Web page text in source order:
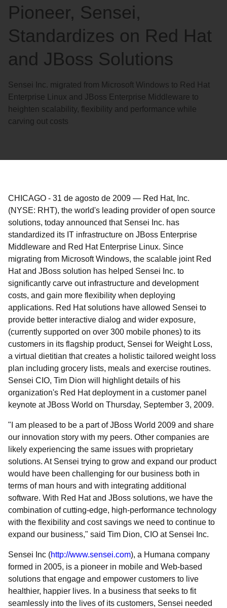
Pioneer, Sensei,
Standardizes on Red Hat
and JBoss Solutions
Sensei Inc. migrated from Microsoft Windows to Red Hat
Enterprise Linux and JBoss Enterprise Middleware to
heighten scalability, flexibility and performance while
carving out costs
CHICAGO - 31 de agosto de 2009 — Red Hat, Inc.
(NYSE: RHT), the world's leading provider of open source
solutions, today announced that Sensei Inc. has
standardized its IT infrastructure on JBoss Enterprise
Middleware and Red Hat Enterprise Linux. Since
migrating from Microsoft Windows, the scalable joint Red
Hat and JBoss solution has helped Sensei Inc. to
significantly carve out infrastructure and development
costs, and gain more flexibility when deploying
applications. Red Hat solutions have allowed Sensei to
provide better interactive dialog and wider exposure,
(currently supported on over 300 mobile phones) to its
customers in its flagship product, Sensei for Weight Loss,
a virtual dietitian that creates a holistic tailored weight loss
plan including grocery lists, meals and exercise routines.
Sensei CIO, Tim Dion will highlight details of his
organization's Red Hat deployment in a customer panel
keynote at JBoss World on Thursday, September 3, 2009.
"I am pleased to be a part of JBoss World 2009 and share
our innovation story with my peers. Other companies are
likely experiencing the same issues with proprietary
solutions. At Sensei trying to grow and expand our product
would have been challenging for our business both in
terms of man hours and with integrating additional
software. With Red Hat and JBoss solutions, we have the
combination of cutting-edge, high-performance technology
with the flexibility and cost savings we need to continue to
expand our business," said Tim Dion, CIO at Sensei Inc.
Sensei Inc (http://www.sensei.com), a Humana company
formed in 2005, is a pioneer in mobile and Web-based
solutions that engage and empower customers to live
healthier, happier lives. In a business that seeks to fit
seamlessly into the lives of its customers, Sensei needed